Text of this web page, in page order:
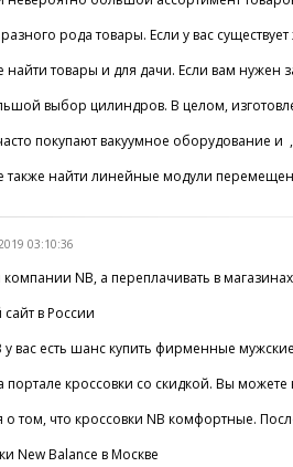
рода товары. Если у вас
товары и для дачи. Если вам нужен
выбор цилиндров. В целом,
покупают вакуумное оборудование
найти линейные модули
03:10:36
NB, а переплачивать в
в России
вас есть шанс купить фирменные
портале кроссовки со скидкой. Вы
том, что кроссовки NB комфортные.
New Balance в Москве